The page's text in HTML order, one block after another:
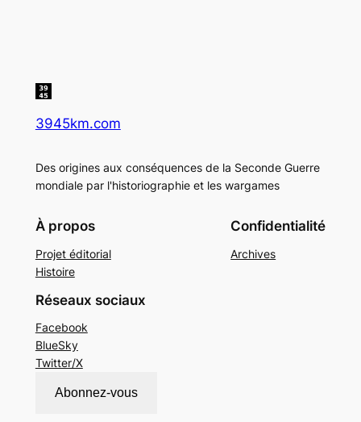
3945km.com
Des origines aux conséquences de la Seconde Guerre
mondiale par l'historiographie et les wargames
À propos
Projet éditorial
Histoire
Confidentialité
Archives
Réseaux sociaux
Facebook
BlueSky
Twitter/X
Abonnez-vous